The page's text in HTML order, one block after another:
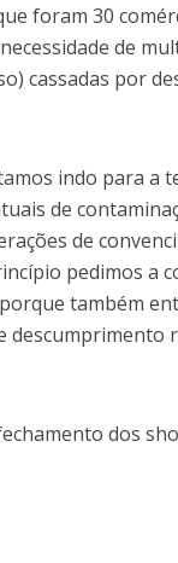
foram 30
de
cassadas por
indo para a
de
de
pedimos a
também
descumprimento
dos